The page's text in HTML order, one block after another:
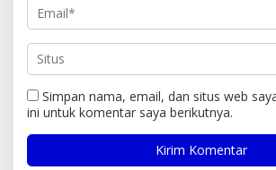
Simpan nama, email, dan situs web
ini untuk komentar saya berikutnya.